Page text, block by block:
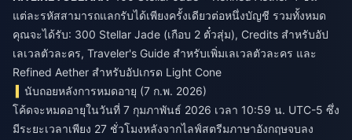
แต่ละรหัสสามารถแลกรับได้เพียงครั้งเดียวต่อหนึ่งบัญชี รวมทั้งหมด
คุณจะได้รับ: 300 Stellar Jade (เกือบ 2 ตั๋วสุ่ม), Credits สำหรับอัป
เลเวลตัวละคร, Traveler's Guide สำหรับเพิ่มเลเวลตัวละคร และ
Refined Aether สำหรับอัปเกรด Light Cone
นับถอยหลังการหมดอายุ (7 ก.พ. 2026)
โค้ดจะหมดอายุในวันที่ 7 กุมภาพันธ์ 2026 เวลา 10:59 น. UTC-5 ซึ่ง
มีระยะเวลาเพียง 27 ชั่วโมงหลังจากไลฟ์สตรีมภาษาอังกฤษจบลง